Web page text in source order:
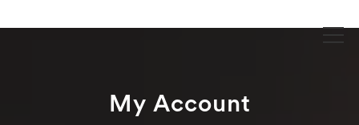
Guia Acesse encontre empresas
My Account